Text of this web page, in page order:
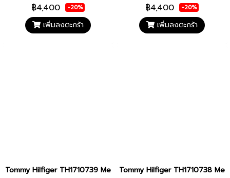
฿4,400 -20%
เพิ่มลงตะกร้า
฿4,400 -20%
เพิ่มลงตะกร้า
Tommy Hilfiger TH1710739 Men watch นาฬิกาข้อมือ นาฬิกา ผู้ชาย
Tommy Hilfiger TH1710738